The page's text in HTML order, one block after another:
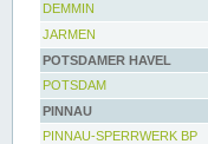
DEMMIN
JARMEN
POTSDAMER HAVEL
POTSDAM
PINNAU
PINNAU-SPERRWERK BP